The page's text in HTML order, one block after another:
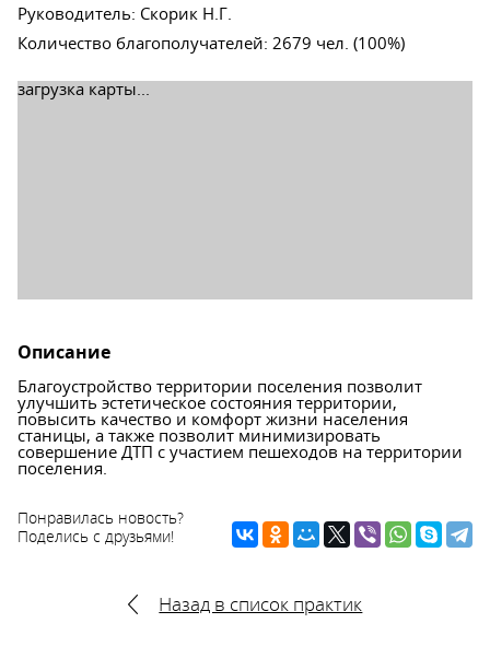
Руководитель: Скорик Н.Г.
Количество благополучателей: 2679 чел. (100%)
загрузка карты...
Описание
Благоустройство территории поселения позволит
улучшить эстетическое состояния территории,
повысить качество и комфорт жизни населения
станицы, а также позволит минимизировать
совершение ДТП с участием пешеходов на территории
поселения.
Понравилась новость?
Поделись с друзьями!
Назад в список практик